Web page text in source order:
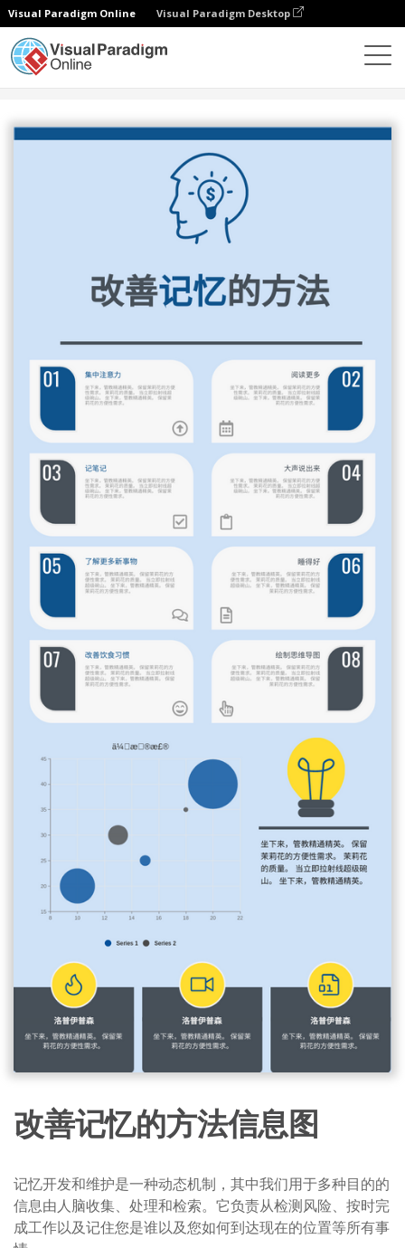
Visual Paradigm Online Visual Paradigm Desktop
改善记忆的方法信息图
记忆开发和维护是一种动态机制，其中我们用于多种目的的
信息由人脑收集、处理和检索。它负责从检测风险、按时完
成工作以及记住您是谁以及您如何到达现在的位置等所有事